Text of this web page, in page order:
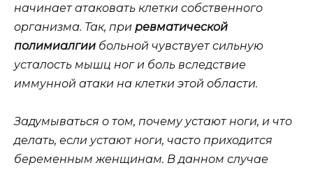
начинает атаковать клетки собственного
организма. Так, при ревматической
полимиалгии больной чувствует сильную
усталость мышц ног и боль вследствие
иммунной атаки на клетки этой области.
Задумываться о том, почему устают ноги, и что
делать, если устают ноги, часто приходится
беременным женщинам. В данном случае